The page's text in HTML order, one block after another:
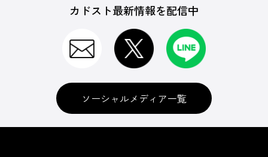
カドスト最新情報を配信中
ソーシャルメディア一覧